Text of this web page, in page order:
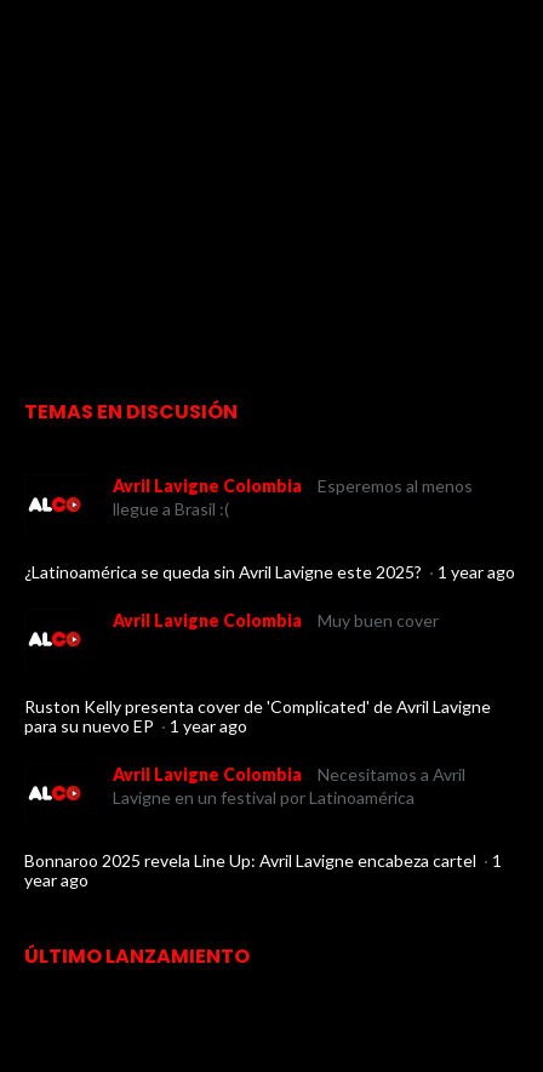
TEMAS EN DISCUSIÓN
Avril Lavigne Colombia
Esperemos al menos
llegue a Brasil :(
¿Latinoamérica se queda sin Avril Lavigne este 2025? · 1 year ago
Avril Lavigne Colombia Muy buen cover
Ruston Kelly presenta cover de 'Complicated' de Avril Lavigne
para su nuevo EP · 1 year ago
Avril Lavigne Colombia
Necesitamos a Avril
Lavigne en un festival por Latinoamérica
Bonnaroo 2025 revela Line Up: Avril Lavigne encabeza cartel · 1
year ago
ÚLTIMO LANZAMIENTO